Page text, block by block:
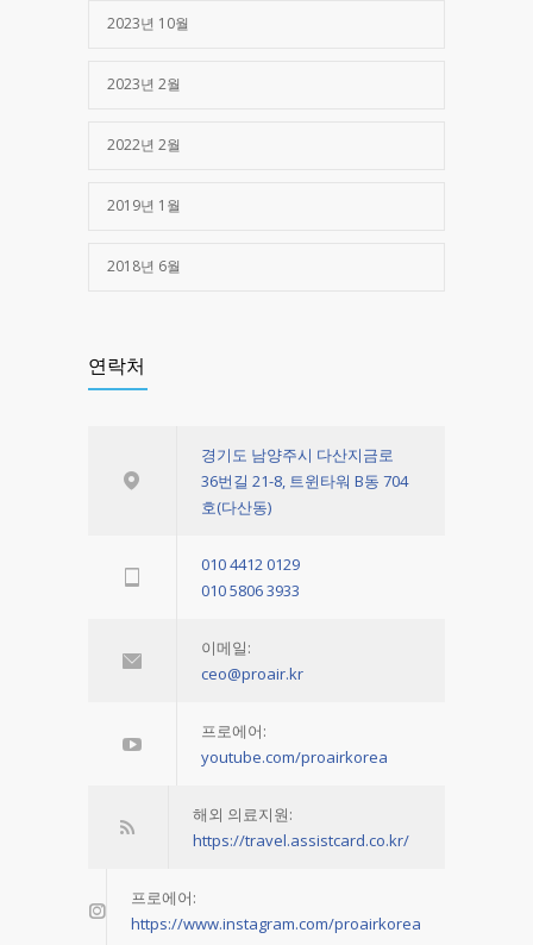
2023년 10월
2023년 2월
2022년 2월
2019년 1월
2018년 6월
연락처
경기도 남양주시 다산지금로
36번길 21-8, 트윈타워 B동 704
호(다산동)
010 4412 0129
010 5806 3933
이메일:
ceo@proair.kr
프로에어:
youtube.com/proairkorea
해외 의료지원:
https://travel.assistcard.co.kr/
프로에어:
https://www.instagram.com/proairkorea